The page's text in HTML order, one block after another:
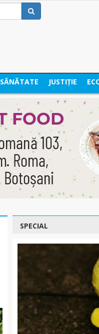
SĂNĂTATE JUSTIȚIE
SPECIAL